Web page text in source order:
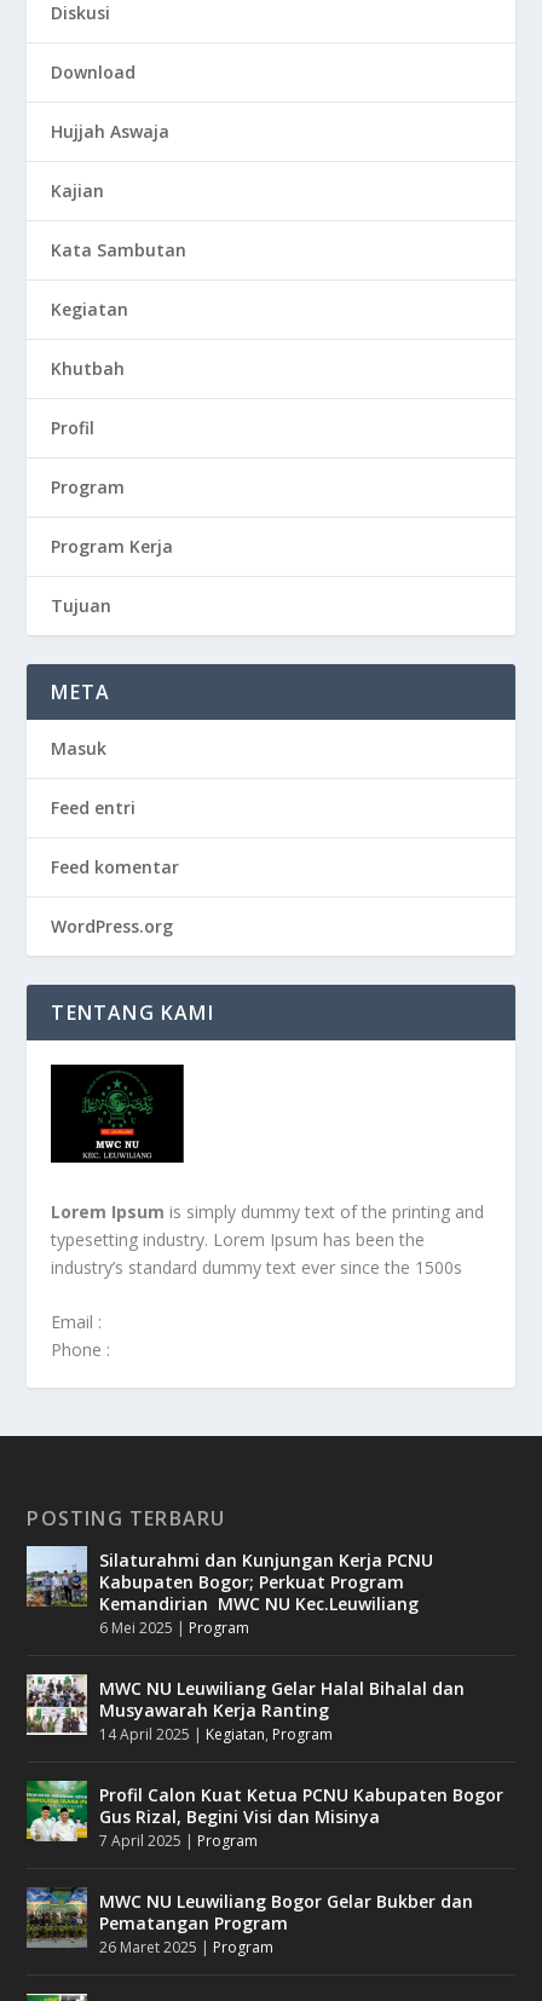
Diskusi
Download
Hujjah Aswaja
Kajian
Kata Sambutan
Kegiatan
Khutbah
Profil
Program
Program Kerja
Tujuan
META
Masuk
Feed entri
Feed komentar
WordPress.org
TENTANG KAMI
Lorem Ipsum is simply dummy text of the printing and
typesetting industry. Lorem Ipsum has been the
industry’s standard dummy text ever since the 1500s
Email :
Phone :
POSTING TERBARU
Silaturahmi dan Kunjungan Kerja PCNU
Kabupaten Bogor; Perkuat Program
Kemandirian MWC NU Kec.Leuwiliang
6 Mei 2025 | Program
MWC NU Leuwiliang Gelar Halal Bihalal dan
Musyawarah Kerja Ranting
14 April 2025 | Kegiatan, Program
Profil Calon Kuat Ketua PCNU Kabupaten Bogor
Gus Rizal, Begini Visi dan Misinya
7 April 2025 | Program
MWC NU Leuwiliang Bogor Gelar Bukber dan
Pematangan Program
26 Maret 2025 | Program